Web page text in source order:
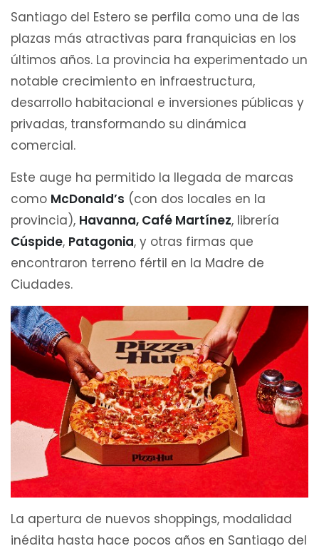
Santiago del Estero se perfila como una de las
plazas más atractivas para franquicias en los
últimos años. La provincia ha experimentado un
notable crecimiento en infraestructura,
desarrollo habitacional e inversiones públicas y
privadas, transformando su dinámica
comercial.
Este auge ha permitido la llegada de marcas
como McDonald’s (con dos locales en la
provincia), Havanna, Café Martínez, librería
Cúspide, Patagonia, y otras firmas que
encontraron terreno fértil en la Madre de
Ciudades.
La apertura de nuevos shoppings, modalidad
inédita hasta hace pocos años en Santiago del